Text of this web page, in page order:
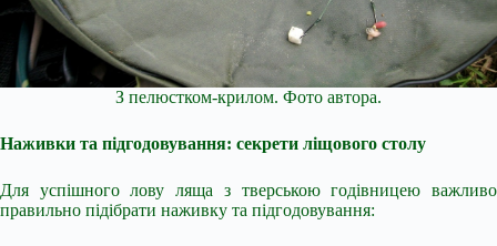
З пелюстком-крилом. Фото автора.
Наживки та підгодовування: секрети ліщового столу
Для успішного лову ляща з тверською годівницею важливо
правильно підібрати наживку та підгодовування: